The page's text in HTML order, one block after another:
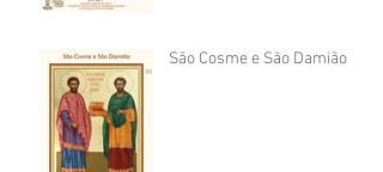
São Cosme e São Damião